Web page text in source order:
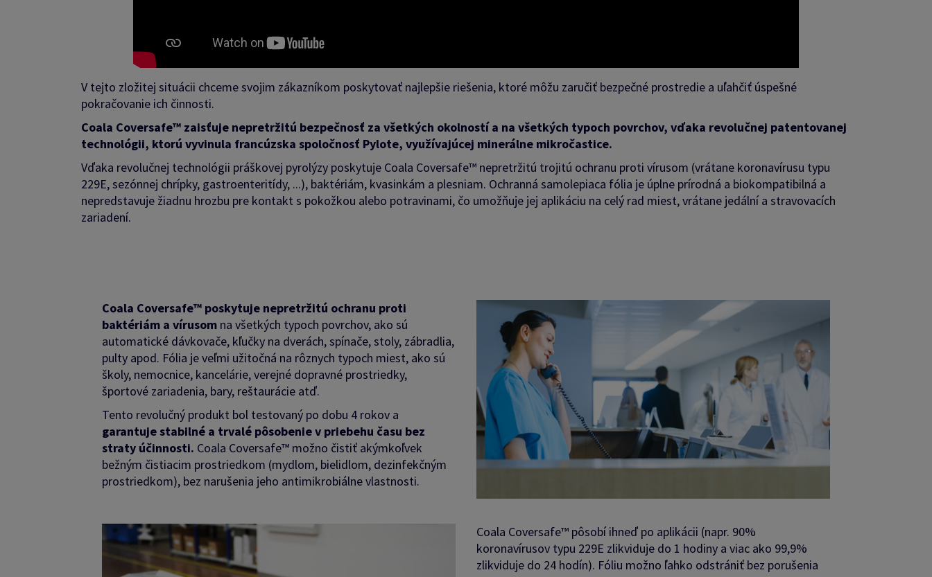
V tejto zložitej situácii chceme svojim zákazníkom poskytovať najlepšie riešenia, ktoré môžu zaručiť bezpečné prostredie a uľahčiť úspešné
pokračovanie ich činnosti.
Coala Coversafe™ zaisťuje nepretržitú bezpečnosť za všetkých okolností a na všetkých typoch povrchov, vďaka revolučnej patentovanej
technológii, ktorú vyvinula francúzska spoločnosť Pylote, využívajúcej minerálne mikročastice.
Vďaka revolučnej technológii práškovej pyrolýzy poskytuje Coala Coversafe™ nepretržitú trojitú ochranu proti vírusom (vrátane koronavírusu typu
229E, sezónnej chrípky, gastroenteritídy, ...), baktériám, kvasinkám a plesniam. Ochranná samolepiaca fólia je úplne prírodná a biokompatibilná a
nepredstavuje žiadnu hrozbu pre kontakt s pokožkou alebo potravinami, čo umožňuje jej aplikáciu na celý rad miest, vrátane jedální a stravovacích
zariadení.
Coala Coversafe™ poskytuje nepretržitú ochranu proti
baktériám a vírusom na všetkých typoch povrchov, ako sú
automatické dávkovače, kľučky na dverách, spínače, stoly, zábradlia,
pulty apod. Fólia je veľmi užitočná na rôznych typoch miest, ako sú
školy, nemocnice, kancelárie, verejné dopravné prostriedky,
športové zariadenia, bary, reštaurácie atď.
Tento revolučný produkt bol testovaný po dobu 4 rokov a
garantuje stabilné a trvalé pôsobenie v priebehu času bez
straty účinnosti. Coala Coversafe™ možno čistiť akýmkoľvek
bežným čistiacim prostriedkom (mydlom, bielidlom, dezinfekčným
prostriedkom), bez narušenia jeho antimikrobiálne vlastnosti.
Coala Coversafe™ pôsobí ihneď po aplikácii (napr. 90%
koronavírusov typu 229E zlikviduje do 1 hodiny a viac ako 99,9%
zlikviduje do 24 hodín). Fóliu možno ľahko odstrániť bez porušenia